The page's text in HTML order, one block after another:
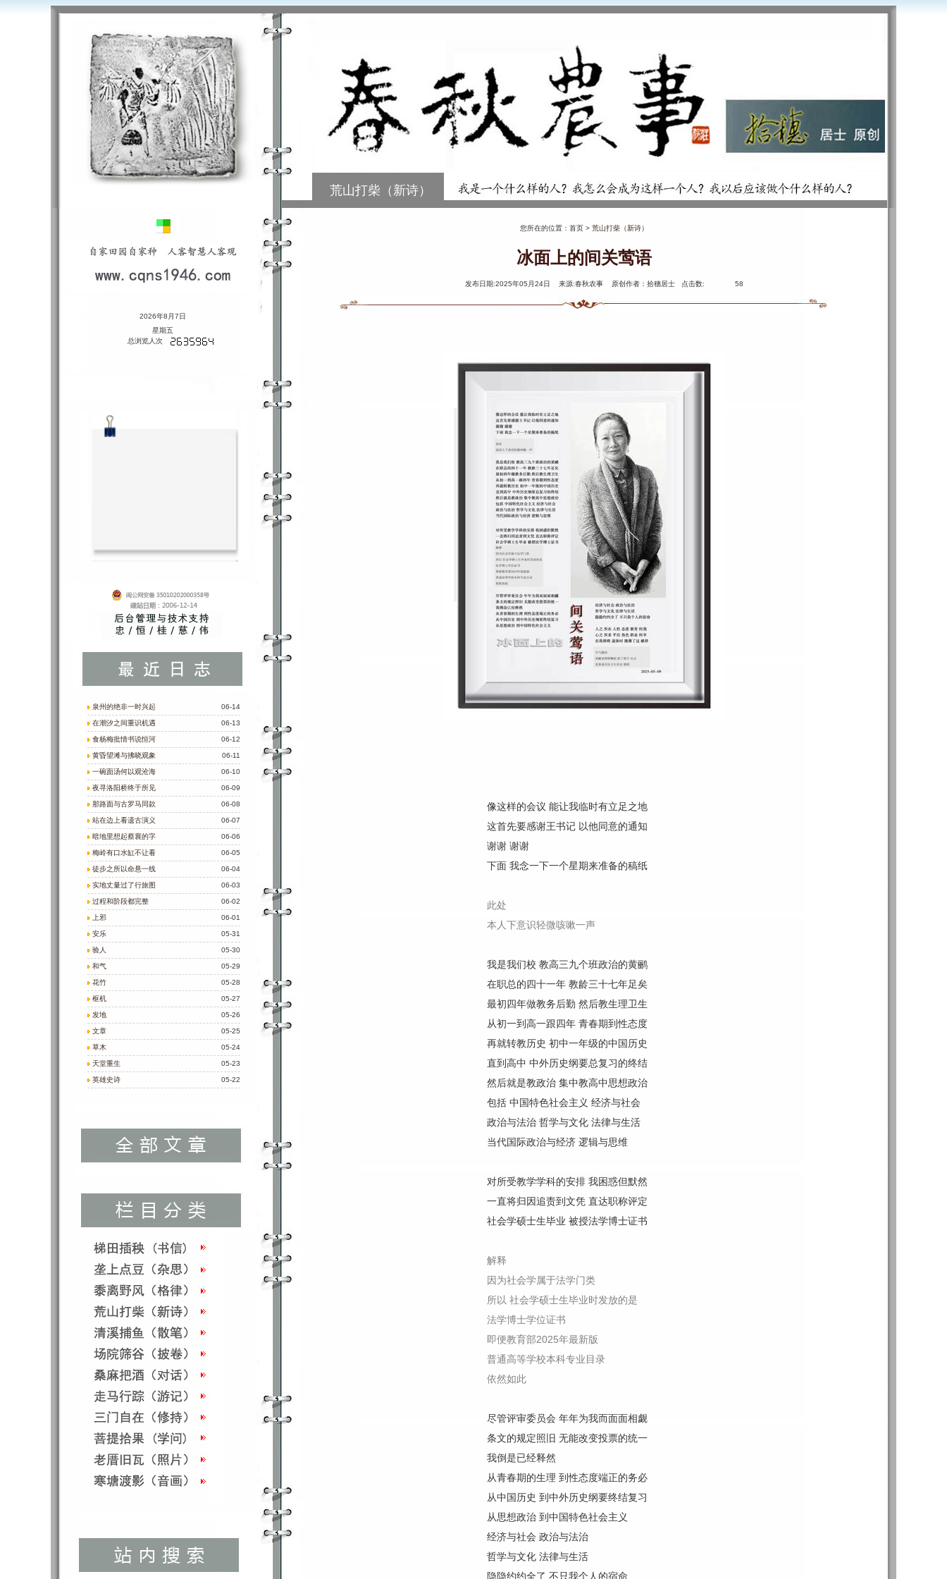
荒山打柴（新诗）
2026年8月7日
星期五
总浏览人次
06-14
泉州的绝非一时兴起
06-13
在潮汐之间重识机遇
06-12
食杨梅批情书说恒河
06-11
黄昏望滩与拂晓观象
06-10
一碗面汤何以观沧海
06-09
夜寻洛阳桥终于所见
06-08
那路面与古罗马同款
06-07
站在边上看遗古演义
06-06
暗地里想起蔡襄的字
06-05
梅岭有口水缸不让看
06-04
徒步之所以命悬一线
06-03
实地丈量过了行旅图
06-02
过程和阶段都完整
06-01
上邪
05-31
安乐
05-30
验人
05-29
和气
05-28
花竹
05-27
枢机
05-26
发地
05-25
文章
05-24
草木
05-23
天堂重生
05-22
英雄史诗
您所在的位置： 首页 > 荒山打柴（新诗）
冰面上的间关莺语
发布日期:2025年05月24日 来源:春秋农事 原创作者：拾穗居士 点击数: 58
像这样的会议 能让我临时有立足之地
这首先要感谢王书记 以他同意的通知
谢谢 谢谢
下面 我念一下一个星期来准备的稿纸
此处
本人下意识轻微咳嗽一声
我是我们校 教高三九个班政治的黄鹂
在职总的四十一年 教龄三十七年足矣
最初四年做教务后勤 然后教生理卫生
从初一到高一跟四年 青春期到性态度
再就转教历史 初中一年级的中国历史
直到高中 中外历史纲要总复习的终结
然后就是教政治 集中教高中思想政治
包括 中国特色社会主义 经济与社会
政治与法治 哲学与文化 法律与生活
当代国际政治与经济 逻辑与思维
对所受教学学科的安排 我困惑但默然
一直将归因追责到文凭 直达职称评定
社会学硕士生毕业 被授法学博士证书
解释
因为社会学属于法学门类
所以 社会学硕士生毕业时发放的是
法学博士学位证书
即便教育部2025年最新版
普通高等学校本科专业目录
依然如此
尽管评审委员会 年年为我而面面相觑
条文的规定照旧 无能改变投票的统一
我倒是已经释然
从青春期的生理 到性态度端正的务必
从中国历史 到中外历史纲要终结复习
从思想政治 到中国特色社会主义
经济与社会 政治与法治
哲学与文化 法律与生活
隐隐约约全了 不只我个人的宿命